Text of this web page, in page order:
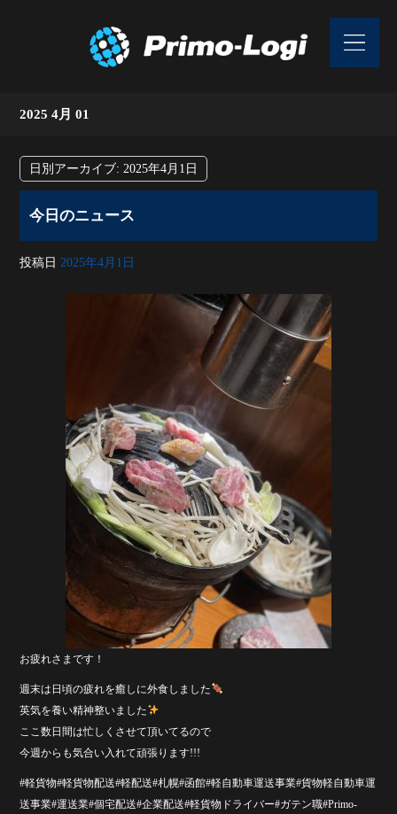
2025 4月 01
日別アーカイブ:2025年4月1日
今日のニュース
投稿日 2025年4月1日
お疲れさまです！
週末は日頃の疲れを癒しに外食しました
英気を養い精神整いました
ここ数日間は忙しくさせて頂いてるので
今週からも気合い入れて頑張ります!!!
#軽貨物#軽貨物配送#軽配送#札幌#函館#軽自動車運送事業#貨物軽自動車運
送事業#運送業#個宅配送#企業配送#軽貨物ドライバー#ガテン職#Primo-